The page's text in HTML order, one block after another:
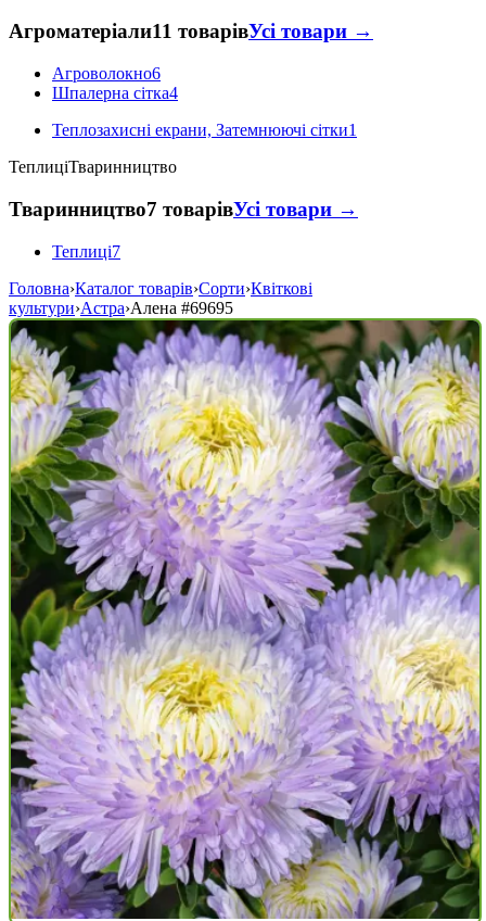
Агроматеріали11 товарівУсі товари →
Агроволокно6
Шпалерна сітка4
Теплозахисні екрани, Затемнюючі сітки1
ТеплиціТваринництво
Тваринництво7 товарівУсі товари →
Теплиці7
Головна›Каталог товарів›Сорти›Квіткові
культури›Астра›Алена #69695